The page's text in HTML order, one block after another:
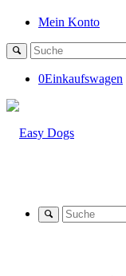
Mein Konto
0Einkaufswagen